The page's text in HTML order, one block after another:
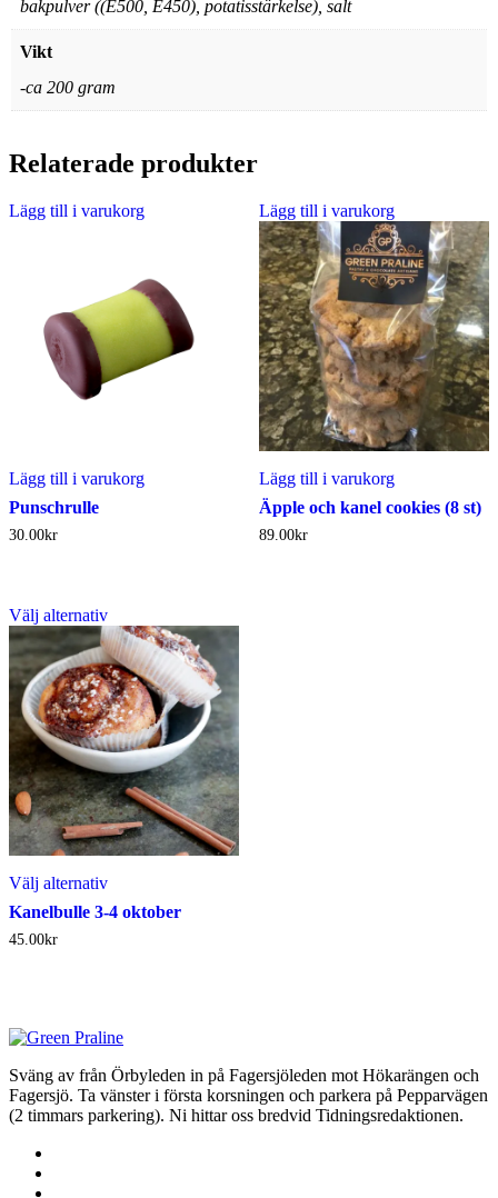
bakpulver ((E500, E450), potatisstärkelse), salt
Vikt
-ca 200 gram
Relaterade produkter
Lägg till i varukorg
Lägg till i varukorg
Punschrulle
30.00kr
Lägg till i varukorg
Lägg till i varukorg
Äpple och kanel cookies (8 st)
89.00kr
Välj alternativ
Välj alternativ
Kanelbulle 3-4 oktober
45.00kr
Sväng av från Örbyleden in på Fagersjöleden mot Hökarängen och
Fagersjö. Ta vänster i första korsningen och parkera på Pepparvägen
(2 timmars parkering). Ni hittar oss bredvid Tidningsredaktionen.